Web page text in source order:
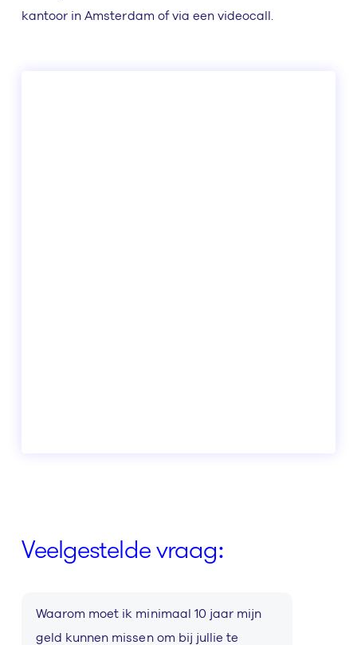
kantoor in Amsterdam of via een videocall.
Veelgestelde vraag:
Waarom moet ik minimaal 10 jaar mijn
geld kunnen missen om bij jullie te